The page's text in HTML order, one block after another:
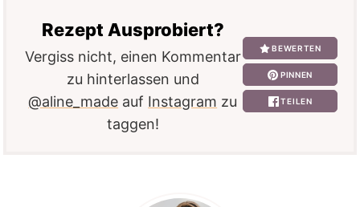
Rezept Ausprobiert?
Vergiss nicht, einen Kommentar
zu hinterlassen und
@aline_made auf Instagram zu
taggen!
BEWERTEN
PINNEN
TEILEN